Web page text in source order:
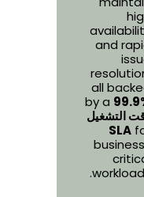
and
all
by a
التشغيل
SLA